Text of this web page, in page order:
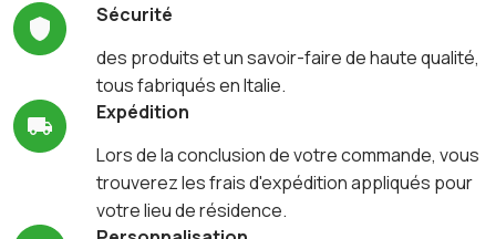
Sécurité
des produits et un savoir-faire de haute qualité,
tous fabriqués en Italie.
Expédition
Lors de la conclusion de votre commande, vous
trouverez les frais d'expédition appliqués pour
votre lieu de résidence.